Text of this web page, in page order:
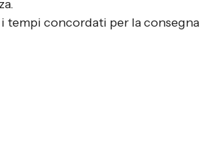
tempi concordati per la consegna